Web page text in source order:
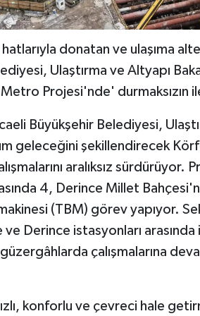
donatan ve ulaşıma
Ulaştırma ve Altyapı
Projesi'nde' durmaksızın
Büyükşehir Belediyesi,
geleceğini şekillendirecek
aralıksız sürdürüyor.
4, Derince Millet
(TBM) görev yapıyor.
ve Derince istasyonları
çalışmalarına
konforlu ve çevreci hale